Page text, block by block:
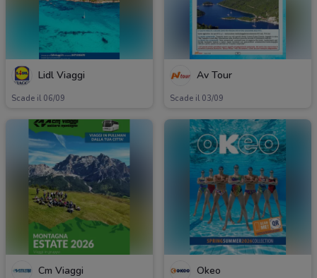
Lidl Viaggi
Scade il 06/09
Av Tour
Scade il 03/09
Cm Viaggi Okeo